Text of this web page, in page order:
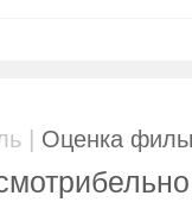
| Оценка